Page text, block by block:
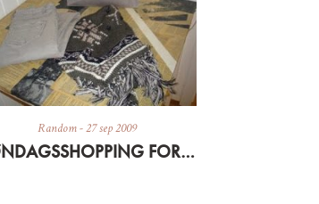
Random-27 sep 2009
SØNDAGSSHOPPING FORTSAT